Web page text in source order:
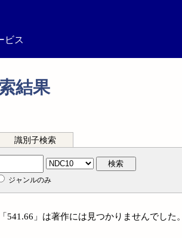
ビス
結果
識別子検索
検索
ジャンルのみ
541.66」は著作には見つかりませんでした。